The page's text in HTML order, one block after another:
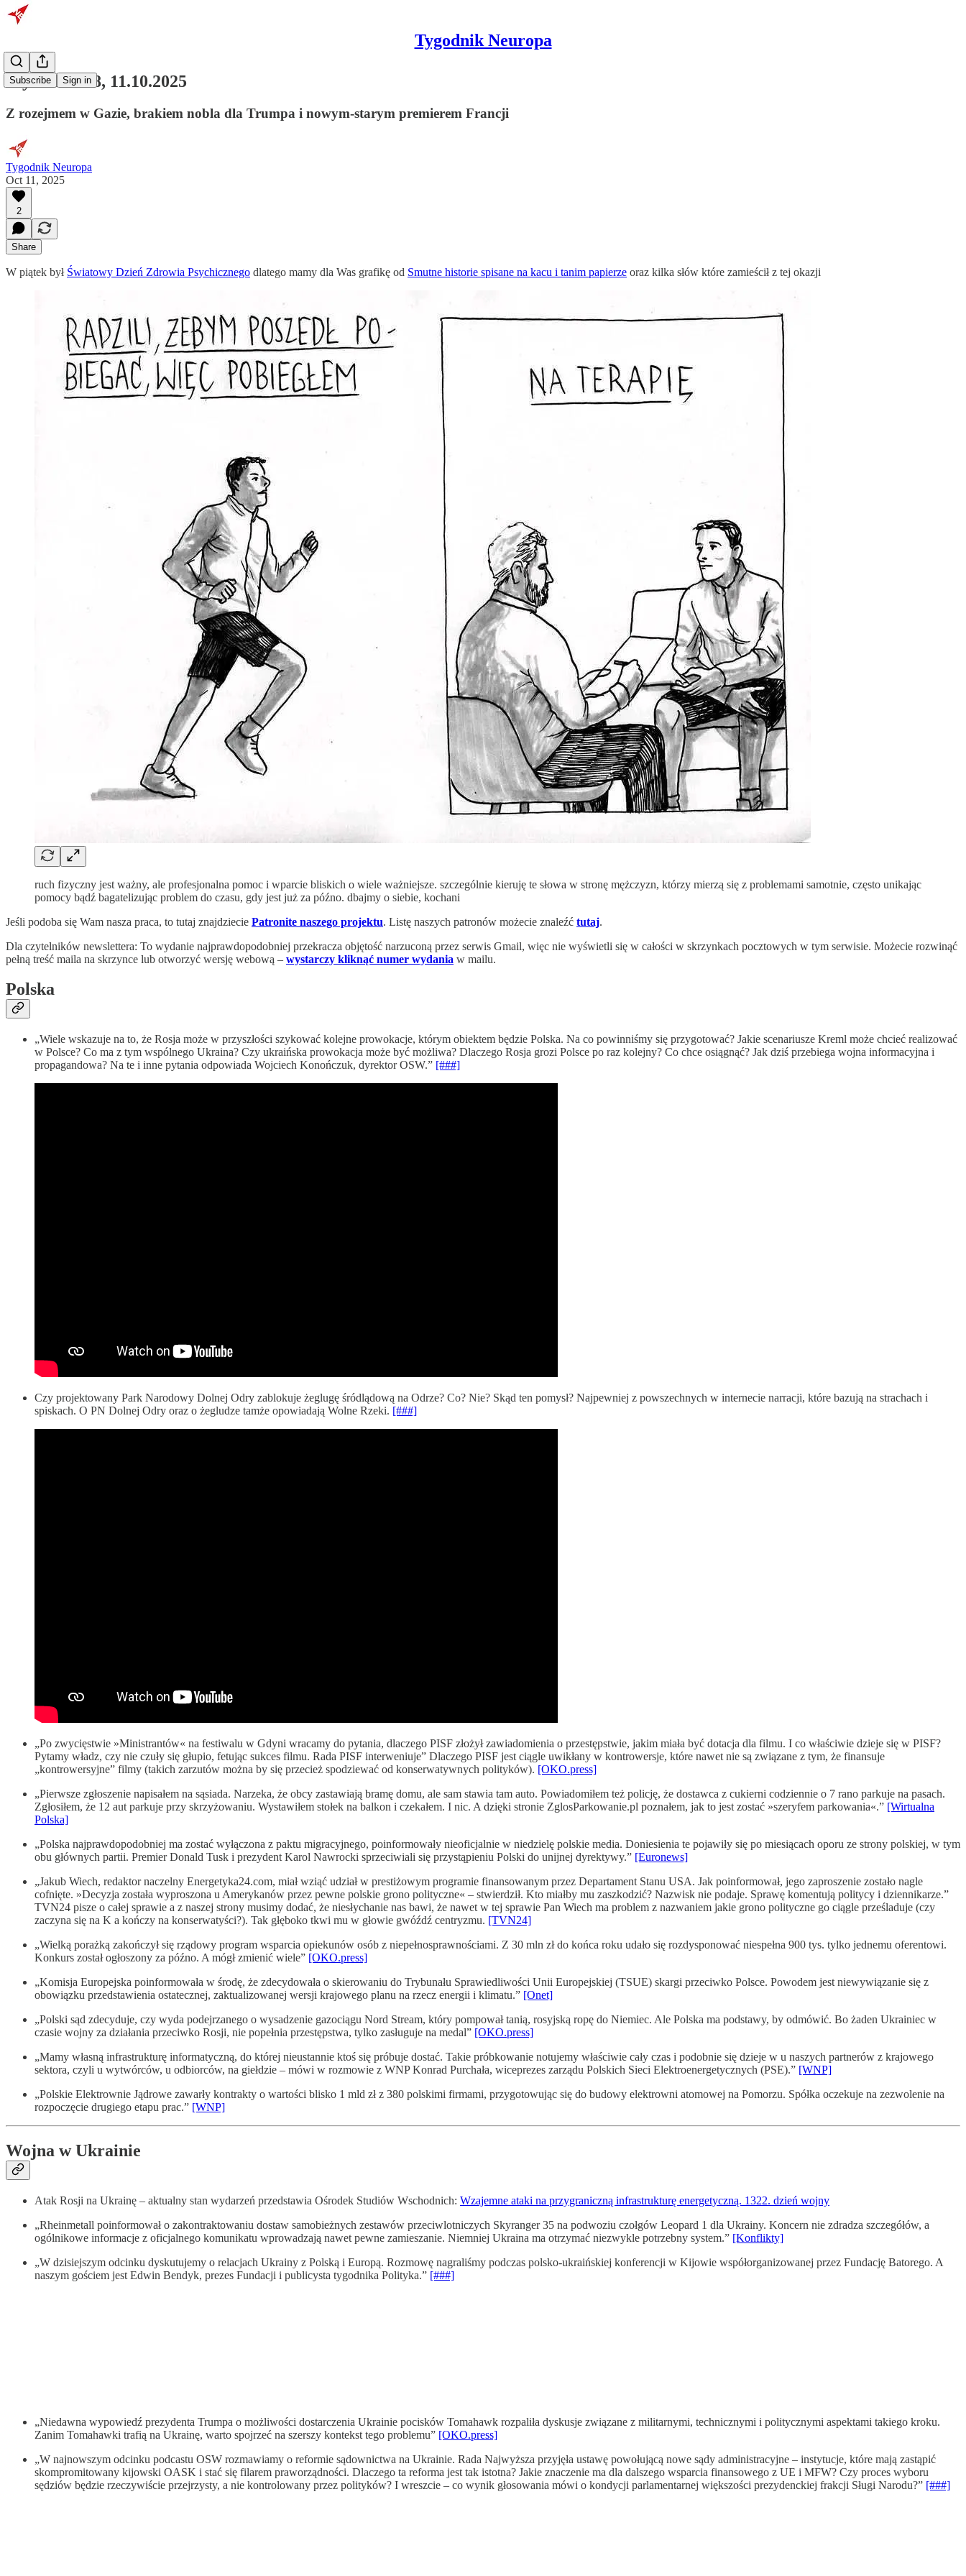
Tygodnik Neuropa
Subscribe Sign in
Wydanie 258, 11.10.2025
Z rozejmem w Gazie, brakiem nobla dla Trumpa i nowym-starym premierem Francji
Tygodnik Neuropa
Oct 11, 2025
2
Share
W piątek był Światowy Dzień Zdrowia Psychicznego dlatego mamy dla Was grafikę od Smutne historie spisane na kacu i tanim papierze oraz kilka słów które zamieścił z tej okazji
ruch fizyczny jest ważny, ale profesjonalna pomoc i wparcie bliskich o wiele ważniejsze. szczególnie kieruję te słowa w stronę mężczyzn, którzy mierzą się z problemami samotnie, często unikając
pomocy bądź bagatelizując problem do czasu, gdy jest już za późno. dbajmy o siebie, kochani
Jeśli podoba się Wam nasza praca, to tutaj znajdziecie Patronite naszego projektu. Listę naszych patronów możecie znaleźć tutaj.
Dla czytelników newslettera: To wydanie najprawdopodobniej przekracza objętość narzuconą przez serwis Gmail, więc nie wyświetli się w całości w skrzynkach pocztowych w tym serwisie. Możecie rozwinąć
pełną treść maila na skrzynce lub otworzyć wersję webową – wystarczy kliknąć numer wydania w mailu.
Polska
„Wiele wskazuje na to, że Rosja może w przyszłości szykować kolejne prowokacje, którym obiektem będzie Polska. Na co powinniśmy się przygotować? Jakie scenariusze Kreml może chcieć realizować
w Polsce? Co ma z tym wspólnego Ukraina? Czy ukraińska prowokacja może być możliwa? Dlaczego Rosja grozi Polsce po raz kolejny? Co chce osiągnąć? Jak dziś przebiega wojna informacyjna i
propagandowa? Na te i inne pytania odpowiada Wojciech Konończuk, dyrektor OSW.” [###]
Czy projektowany Park Narodowy Dolnej Odry zablokuje żeglugę śródlądową na Odrze? Co? Nie? Skąd ten pomysł? Najpewniej z powszechnych w internecie narracji, które bazują na strachach i
spiskach. O PN Dolnej Odry oraz o żegludze tamże opowiadają Wolne Rzeki. [###]
„Po zwycięstwie »Ministrantów« na festiwalu w Gdyni wracamy do pytania, dlaczego PISF złożył zawiadomienia o przestępstwie, jakim miała być dotacja dla filmu. I co właściwie dzieje się w PISF?
Pytamy władz, czy nie czuły się głupio, fetując sukces filmu. Rada PISF interweniuje” Dlaczego PISF jest ciągle uwikłany w kontrowersje, które nawet nie są związane z tym, że finansuje
„kontrowersyjne” filmy (takich zarzutów można by się przecież spodziewać od konserwatywnych polityków). [OKO.press]
„Pierwsze zgłoszenie napisałem na sąsiada. Narzeka, że obcy zastawiają bramę domu, ale sam stawia tam auto. Powiadomiłem też policję, że dostawca z cukierni codziennie o 7 rano parkuje na pasach.
Zgłosiłem, że 12 aut parkuje przy skrzyżowaniu. Wystawiłem stołek na balkon i czekałem. I nic. A dzięki stronie ZglosParkowanie.pl poznałem, jak to jest zostać »szeryfem parkowania«.” [Wirtualna
Polska]
„Polska najprawdopodobniej ma zostać wyłączona z paktu migracyjnego, poinformowały nieoficjalnie w niedzielę polskie media. Doniesienia te pojawiły się po miesiącach oporu ze strony polskiej, w tym
obu głównych partii. Premier Donald Tusk i prezydent Karol Nawrocki sprzeciwiali się przystąpieniu Polski do unijnej dyrektywy.” [Euronews]
„Jakub Wiech, redaktor naczelny Energetyka24.com, miał wziąć udział w prestiżowym programie finansowanym przez Departament Stanu USA. Jak poinformował, jego zaproszenie zostało nagle
cofnięte. »Decyzja została wyproszona u Amerykanów przez pewne polskie grono polityczne« – stwierdził. Kto miałby mu zaszkodzić? Nazwisk nie podaje. Sprawę komentują politycy i dziennikarze.”
TVN24 pisze o całej sprawie a z naszej strony musimy dodać, że niesłychanie nas bawi, że nawet w tej sprawie Pan Wiech ma problem z nazwaniem jakie grono polityczne go ciągle prześladuje (czy
zaczyna się na K a kończy na konserwatyści?). Tak głęboko tkwi mu w głowie gwóźdź centryzmu. [TVN24]
„Wielką porażką zakończył się rządowy program wsparcia opiekunów osób z niepełnosprawnościami. Z 30 mln zł do końca roku udało się rozdysponować niespełna 900 tys. tylko jednemu oferentowi.
Konkurs został ogłoszony za późno. A mógł zmienić wiele” [OKO.press]
„Komisja Europejska poinformowała w środę, że zdecydowała o skierowaniu do Trybunału Sprawiedliwości Unii Europejskiej (TSUE) skargi przeciwko Polsce. Powodem jest niewywiązanie się z
obowiązku przedstawienia ostatecznej, zaktualizowanej wersji krajowego planu na rzecz energii i klimatu.” [Onet]
„Polski sąd zdecyduje, czy wyda podejrzanego o wysadzenie gazociągu Nord Stream, który pompował tanią, rosyjską ropę do Niemiec. Ale Polska ma podstawy, by odmówić. Bo żaden Ukrainiec w
czasie wojny za działania przeciwko Rosji, nie popełnia przestępstwa, tylko zasługuje na medal” [OKO.press]
„Mamy własną infrastrukturę informatyczną, do której nieustannie ktoś się próbuje dostać. Takie próbkowanie notujemy właściwie cały czas i podobnie się dzieje w u naszych partnerów z krajowego
sektora, czyli u wytwórców, u odbiorców, na giełdzie – mówi w rozmowie z WNP Konrad Purchała, wiceprezes zarządu Polskich Sieci Elektroenergetycznych (PSE).” [WNP]
„Polskie Elektrownie Jądrowe zawarły kontrakty o wartości blisko 1 mld zł z 380 polskimi firmami, przygotowując się do budowy elektrowni atomowej na Pomorzu. Spółka oczekuje na zezwolenie na
rozpoczęcie drugiego etapu prac.” [WNP]
Wojna w Ukrainie
Atak Rosji na Ukrainę – aktualny stan wydarzeń przedstawia Ośrodek Studiów Wschodnich: Wzajemne ataki na przygraniczną infrastrukturę energetyczną. 1322. dzień wojny
„Rheinmetall poinformował o zakon­trak­to­wa­niu dostaw samo­bież­nych zestawów przeciw­lot­ni­czych Skyranger 35 na podwoziu czołgów Leopard 1 dla Ukrainy. Koncern nie zdradza szczegółów, a
ogólnikowe informacje z oficjalnego komunikatu wprowadzają nawet pewne zamieszanie. Niemniej Ukraina ma otrzymać niezwykle potrzebny system.” [Konflikty]
„W dzisiejszym odcinku dyskutujemy o relacjach Ukrainy z Polską i Europą. Rozmowę nagraliśmy podczas polsko-ukraińskiej konferencji w Kijowie współorganizowanej przez Fundację Batorego. A
naszym gościem jest Edwin Bendyk, prezes Fundacji i publicysta tygodnika Polityka.” [###]
„Niedawna wypowiedź prezydenta Trumpa o możliwości dostarczenia Ukrainie pocisków Tomahawk rozpaliła dyskusje związane z militarnymi, technicznymi i politycznymi aspektami takiego kroku.
Zanim Tomahawki trafią na Ukrainę, warto spojrzeć na szerszy kontekst tego problemu” [OKO.press]
„W najnowszym odcinku podcastu OSW rozmawiamy o reformie sądownictwa na Ukrainie. Rada Najwyższa przyjęła ustawę powołującą nowe sądy administracyjne – instytucje, które mają zastąpić
skompromitowany kijowski OASK i stać się filarem praworządności. Dlaczego ta reforma jest tak istotna? Jakie znaczenie ma dla dalszego wsparcia finansowego z UE i MFW? Czy proces wyboru
sędziów będzie rzeczywiście przejrzysty, a nie kontrolowany przez polityków? I wreszcie – co wynik głosowania mówi o kondycji parlamentarnej większości prezydenckiej frakcji Sługi Narodu?” [###]